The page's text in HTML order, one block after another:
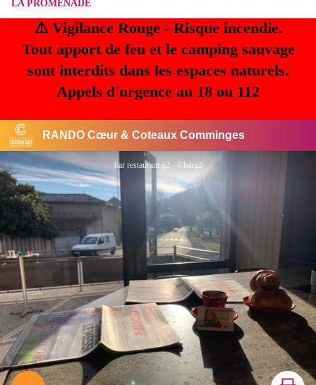
⚠️ Vigilance Rouge - Risque incendie.
Tout apport de feu et le camping sauvage
sont interdits dans les espaces naturels.
Appels d'urgence au 18 ou 112
RANDO Cœur & Coteaux Comminges
LA PROMENADE
bar restaurant g2 - ©barg2
Imprimer